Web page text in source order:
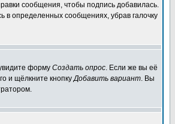
сообщения, чтобы подпись добавилась.
в определенных сообщениях, убрав галочку
форму Создать опрос. Если же вы её
и щёлкните кнопкуДобавить вариант. Вы